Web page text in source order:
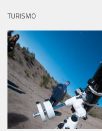
TURISMO